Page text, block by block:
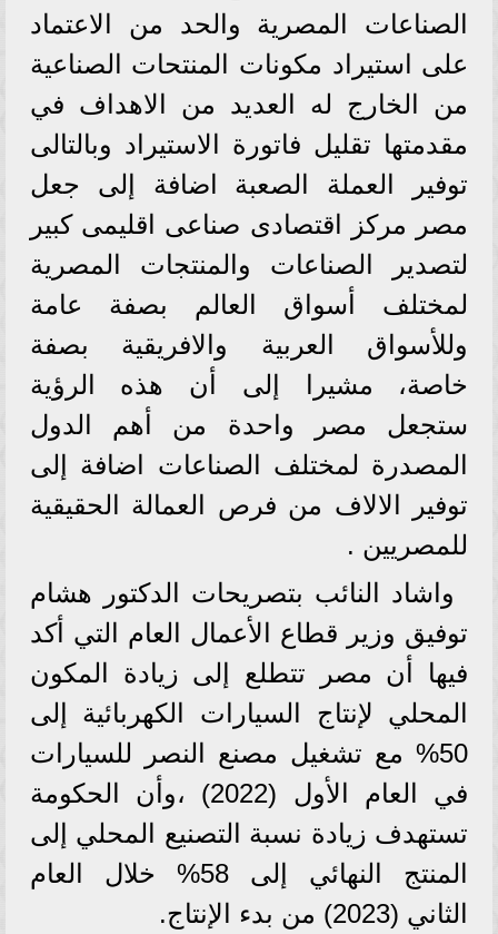
الصناعات المصرية والحد من الاعتماد
على استيراد مكونات المنتحات الصناعية
من الخارج له العديد من الاهداف في
مقدمتها تقليل فاتورة الاستيراد وبالتالى
توفير العملة الصعبة اضافة إلى جعل
مصر مركز اقتصادى صناعى اقليمى كبير
لتصدير الصناعات والمنتجات المصرية
لمختلف أسواق العالم بصفة عامة
وللأسواق العربية والافريقية بصفة
خاصة، مشيرا إلى أن هذه الرؤية
ستجعل مصر واحدة من أهم الدول
المصدرة لمختلف الصناعات اضافة إلى
توفير الالاف من فرص العمالة الحقيقية
للمصريين .
واشاد النائب بتصريحات الدكتور هشام
توفيق وزير قطاع الأعمال العام التي أكد
فيها أن مصر تتطلع إلى زيادة المكون
المحلي لإنتاج السيارات الكهربائية إلى
50% مع تشغيل مصنع النصر للسيارات
في العام الأول (2022) ،وأن الحكومة
تستهدف زيادة نسبة التصنيع المحلي إلى
المنتج النهائي إلى 58% خلال العام
الثاني (2023) من بدء الإنتاج.